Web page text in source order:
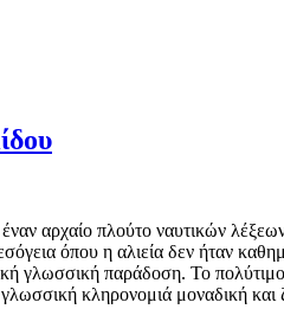
αρχαίο πλούτο ναυτικών
όπου η αλιεία δεν ήταν
γλωσσική παράδοση. Το
κληρονομιά μοναδική και